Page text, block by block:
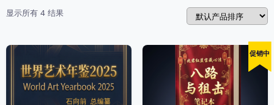
显示所有 4 结果
促销中